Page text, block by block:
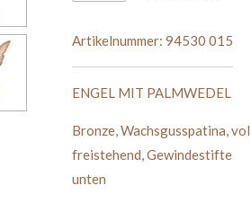
Artikelnummer: 94530 015
ENGEL MIT PALMWEDEL
Bronze,Wachsgusspatina,
freistehend, Gewindestifte
unten